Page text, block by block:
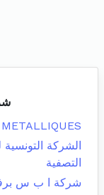
الشركة
التصفية
شركة ا ب س